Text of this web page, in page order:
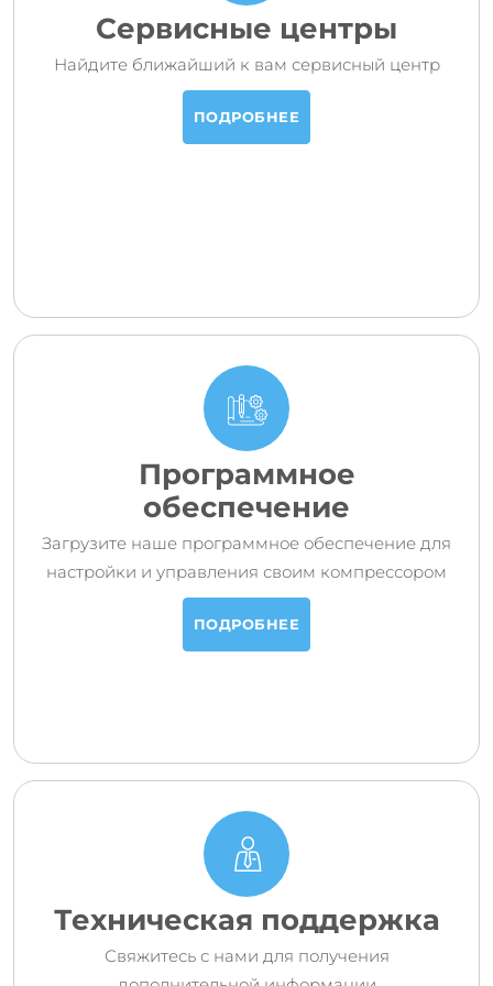
Сервисные центры
Найдите ближайший к вам сервисный центр
ПОДРОБНЕЕ
Программное
обеспечение
Загрузите наше программное обеспечение для
настройки и управления своим компрессором
ПОДРОБНЕЕ
Техническая поддержка
Свяжитесь с нами для получения